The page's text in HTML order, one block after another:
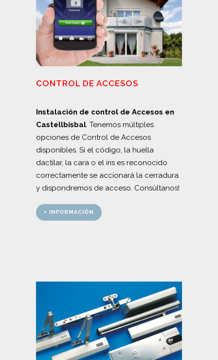
CONTROL DE ACCESOS
Instalación de control de Accesos en
Castellbisbal . Tenemos múltiples
opciones de Control de Accesos
disponibles. Si el código, la huella
dactilar, la cara o el iris es reconocido
correctamente se accionará la cerradura
y dispondremos de acceso. Consúltanos!
+ INFORMACIÓN